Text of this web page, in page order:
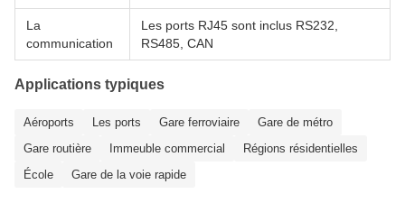
La
communication
Les ports RJ45 sont inclus RS232,
RS485, CAN
Applications typiques
Aéroports Les ports Gare ferroviaire
Gare de métro
Gare routière
Immeuble commercial
Régions résidentielles
École
Gare de la voie rapide